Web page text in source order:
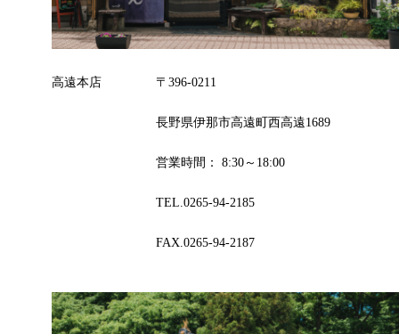
高遠本店 〒396-0211
長野県伊那市高遠町西高遠1689
営業時間： 8:30～18:00
TEL.0265-94-2185
FAX.0265-94-2187